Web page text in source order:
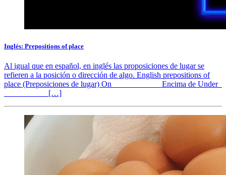
Inglés: Prepositions of place
Al igual que en español, en inglés las proposiciones de lugar se
refieren a la posición o dirección de algo. English prepositions of
place (Preposiciones de lugar) On Encima de Under
[…]